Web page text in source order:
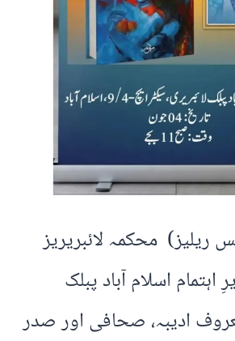
ریلیز) محکمہ لائبریریز
اہتمام اسلام آباد پبلک
ادیبہ، صحافی اور صدر